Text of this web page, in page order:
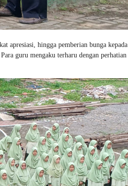
apresiasi, hingga pemberian bunga kepada
guru mengaku terharu dengan perhatian